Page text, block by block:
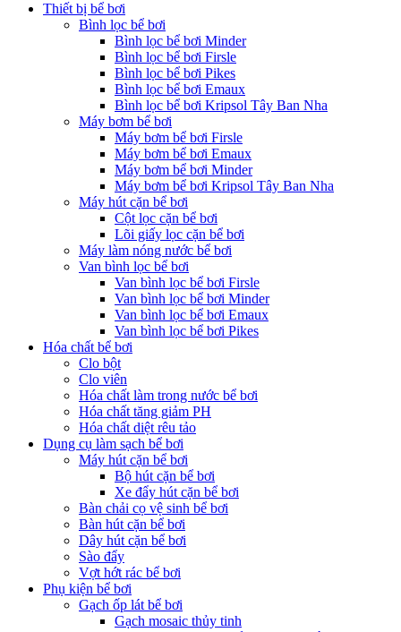
Thiết bị bể bơi
Bình lọc bể bơi
Bình lọc bể bơi Minder
Bình lọc bể bơi Firsle
Bình lọc bể bơi Pikes
Bình lọc bể bơi Emaux
Bình lọc bể bơi Kripsol Tây Ban Nha
Máy bơm bể bơi
Máy bơm bể bơi Firsle
Máy bơm bể bơi Emaux
Máy bơm bể bơi Minder
Máy bơm bể bơi Kripsol Tây Ban Nha
Máy hút cặn bể bơi
Cột lọc cặn bể bơi
Lõi giấy lọc cặn bể bơi
Máy làm nóng nước bể bơi
Van bình lọc bể bơi
Van bình lọc bể bơi Firsle
Van bình lọc bể bơi Minder
Van bình lọc bể bơi Emaux
Van bình lọc bể bơi Pikes
Hóa chất bể bơi
Clo bột
Clo viên
Hóa chất làm trong nước bể bơi
Hóa chất tăng giảm PH
Hóa chất diệt rêu tảo
Dụng cụ làm sạch bể bơi
Máy hút cặn bể bơi
Bộ hút cặn bể bơi
Xe đẩy hút cặn bể bơi
Bàn chải cọ vệ sinh bể bơi
Bàn hút cặn bể bơi
Dây hút cặn bể bơi
Sào đẩy
Vợt hớt rác bể bơi
Phụ kiện bể bơi
Gạch ốp lát bể bơi
Gạch mosaic thủy tinh